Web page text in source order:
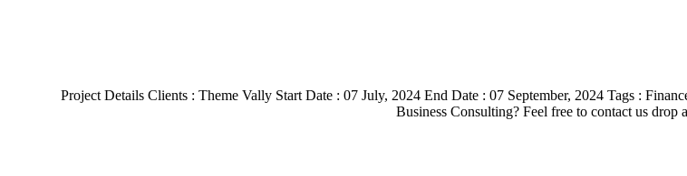
Project Details Clients : Theme Vally Start Date : 07 July, 2024 End Date : 07 September, 2024 Tags :
Business Consulting? Feel free to contact us